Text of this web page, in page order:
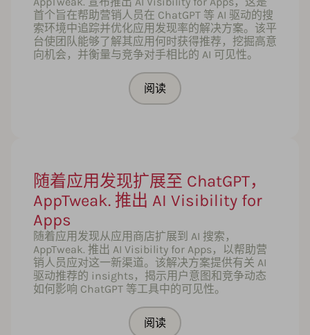
首个旨在帮助营销人员在 ChatGPT 等 AI 驱动的搜
索环境中追踪并优化应用发现率的解决方案。该平
台使团队能够了解其应用何时获得推荐，挖掘高意
向机会，并衡量与竞争对手相比的 AI 可见性。
阅读
随着应用发现扩展至 ChatGPT，
AppTweak. 推出 AI Visibility for
Apps
随着应用发现从应用商店扩展到 AI 搜索，
AppTweak. 推出 AI Visibility for Apps，以帮助营
销人员应对这一新渠道。该解决方案提供有关 AI
驱动推荐的 insights，揭示用户意图和竞争动态
如何影响 ChatGPT 等工具中的可见性。
阅读